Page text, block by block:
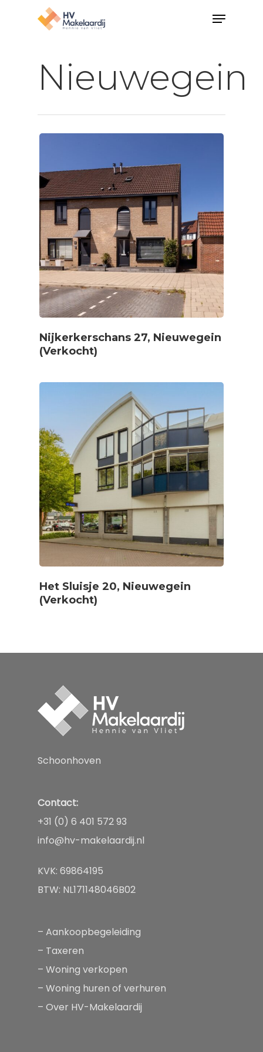
Hit enter to search or ESC to close
Nieuwegein
Nijkerkerschans 27, Nieuwegein
(Verkocht)
Het Sluisje 20, Nieuwegein
(Verkocht)
Schoonhoven
Contact:
+31 (0) 6 401 572 93
info@hv-makelaardij.nl
KVK: 69864195
BTW: NL171148046B02
– Aankoopbegeleiding
– Taxeren
– Woning verkopen
– Woning huren of verhuren
– Over HV-Makelaardij
Home
Aanbod
Diensten
Aankopen
Taxeren
Over
Nieuws